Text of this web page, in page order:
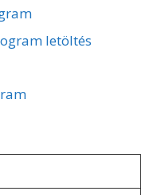
letöltés